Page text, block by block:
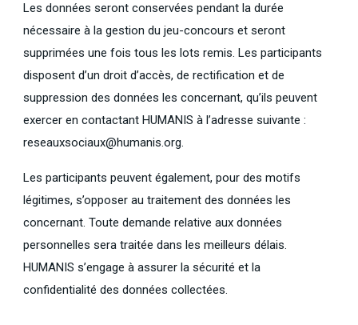
Les données seront conservées pendant la durée
nécessaire à la gestion du jeu-concours et seront
supprimées une fois tous les lots remis. Les participants
disposent d’un droit d’accès, de rectification et de
suppression des données les concernant, qu’ils peuvent
exercer en contactant HUMANIS à l’adresse suivante :
reseauxsociaux@humanis.org.
Les participants peuvent également, pour des motifs
légitimes, s’opposer au traitement des données les
concernant. Toute demande relative aux données
personnelles sera traitée dans les meilleurs délais.
HUMANIS s’engage à assurer la sécurité et la
confidentialité des données collectées.